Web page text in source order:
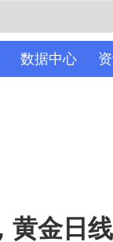
数据中心
黄金日